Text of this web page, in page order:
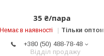
35 ₴/пара
Немає в наявності Тільки оптом
+380 (50) 488-78-48
Відділ продажу